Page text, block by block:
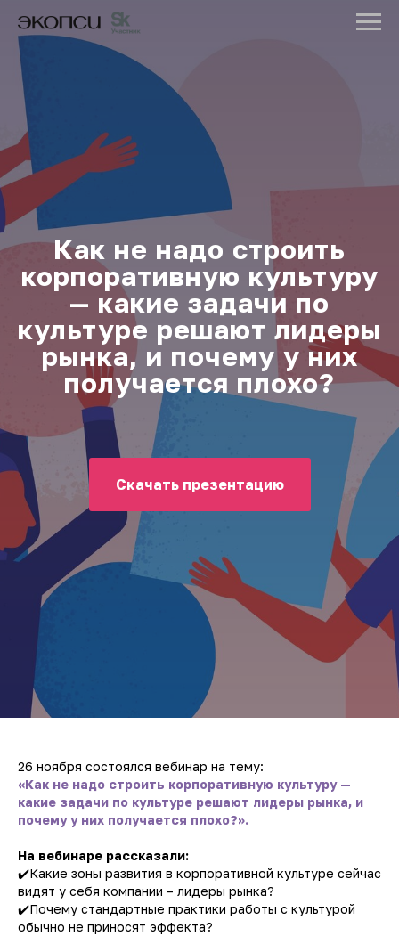
Как не надо строить
корпоративную культуру
— какие задачи по
культуре решают лидеры
рынка, и почему у них
получается плохо?
Скачать презентацию
26 ноября состоялся вебинар на тему:
«Как не надо строить корпоративную культуру —
какие задачи по культуре решают лидеры рынка, и
почему у них получается плохо?».
На вебинаре рассказали:
✔️Какие зоны развития в корпоративной культуре сейчас
видят у себя компании – лидеры рынка?
✔️Почему стандартные практики работы с культурой
обычно не приносят эффекта?